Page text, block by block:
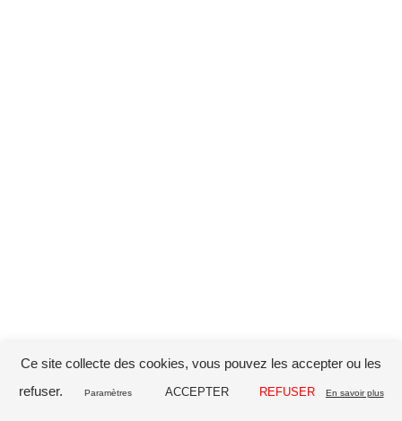
Entreprises Particulier Immobilier Accès client
Ce site collecte des cookies, vous pouvez les accepter ou les
refuser.
Paramètres ACCEPTER REFUSER En savoir plus